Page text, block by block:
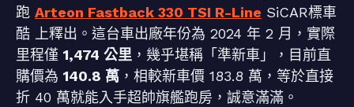
跑 Arteon Fastback 330 TSI R-Line SiCAR標車
酷 上釋出。這台車出廠年份為 2024 年 2 月，實際
里程僅 1,474 公里 ，幾乎堪稱「準新車」，目前直
購價為 140.8 萬 ，相較新車價 183.8 萬，等於直接
折 40 萬就能入手超帥旗艦跑房，誠意滿滿。